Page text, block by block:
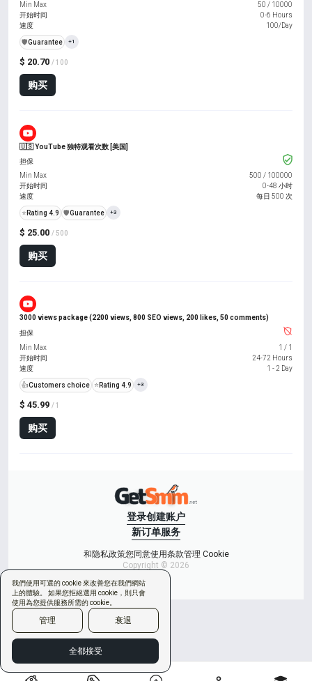
我們使用可選的 cookie 來改善您在我們網站
上的體驗。 如果您拒絕選用 cookie，則只會
使用為您提供服務所需的 cookie。
管理 衰退
全都接受
$ 20.70 / 100
购买
Min Max
50 / 10000
开始时间
0-6 Hours
速度
100/Day
️🛡️Guarantee +1
🇺🇸 YouTube 独特观看次数 [美国]
$ 25.00 / 500
购买
担保
Min Max
500 / 100000
开始时间
0-48 小时
速度
每日 500 次
⭐ Rating 4.9 ️🛡️Guarantee +3
3000 views package (2200 views, 800 SEO views, 200 likes, 50 comments)
$ 45.99 / 1
购买
担保
Min Max
1 / 1
开始时间
24-72 Hours
速度
1 - 2 Day
👍Customers choice ⭐ Rating 4.9 +3
登录创建账户
新订单服务
和隐私政策您同意使用条款管理 Cookie
Copyright © 2026